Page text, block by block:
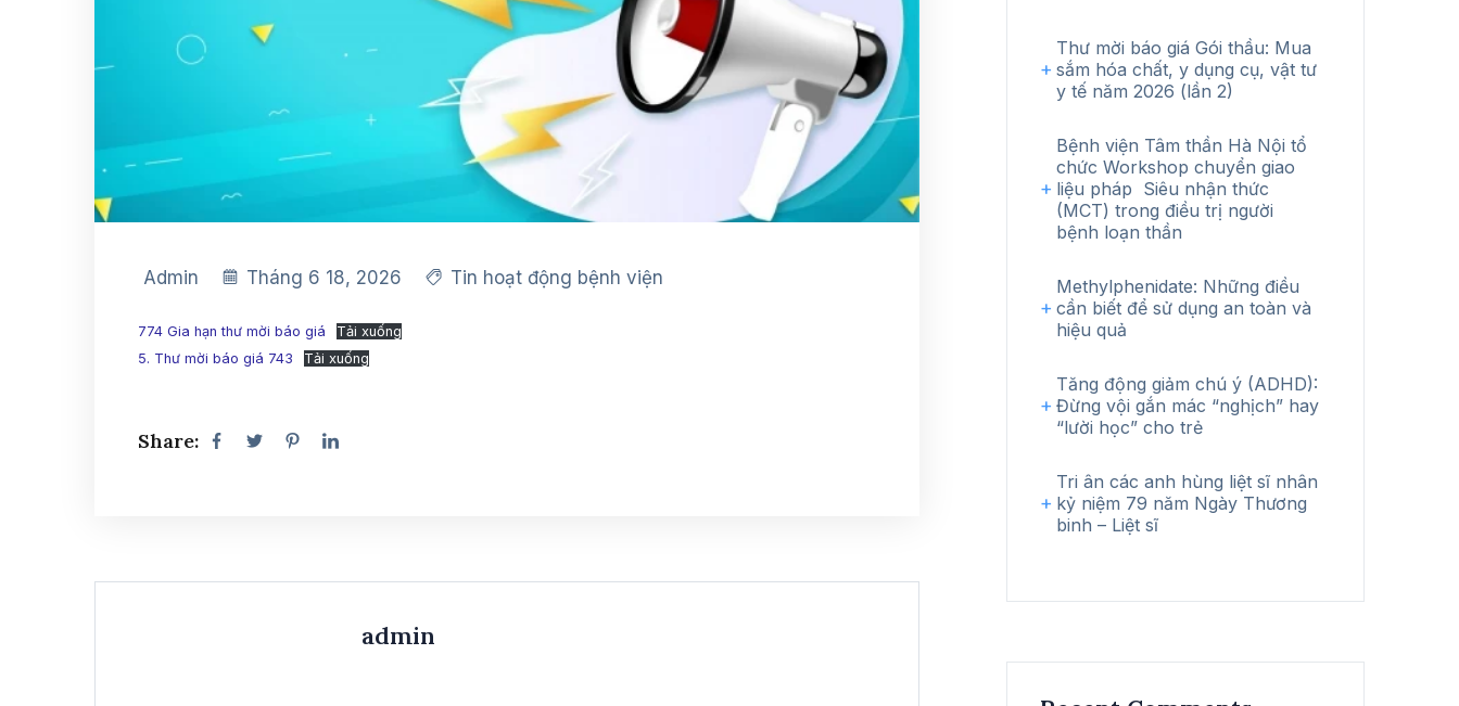
Admin Tháng 6 18, 2026 Tin hoạt động bệnh viện
774 Gia hạn thư mời báo giá
Tải xuống
5. Thư mời báo giá 743
Tải xuống
Share:
admin
Thư mời báo giá Gói thầu: Mua
sắm hóa chất, y dụng cụ, vật tư
y tế năm 2026 (lần 2)
Bệnh viện Tâm thần Hà Nội tổ
chức Workshop chuyển giao
liệu pháp Siêu nhận thức
(MCT) trong điều trị người
bệnh loạn thần
Methylphenidate: Những điều
cần biết để sử dụng an toàn và
hiệu quả
Tăng động giảm chú ý (ADHD):
Đừng vội gắn mác “nghịch” hay
“lười học” cho trẻ
Tri ân các anh hùng liệt sĩ nhân
kỷ niệm 79 năm Ngày Thương
binh – Liệt sĩ